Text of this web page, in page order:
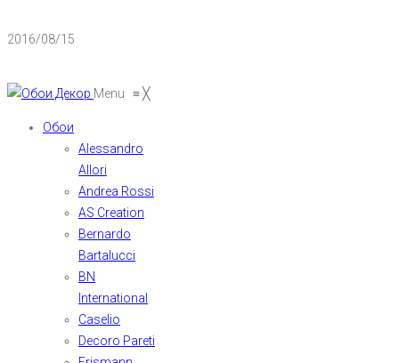
2016/08/15
Menu ≡╳
Обои
Alessandro
Allori
Andrea Rossi
AS Creation
Bernardo
Bartalucci
BN
International
Caselio
Decoro Pareti